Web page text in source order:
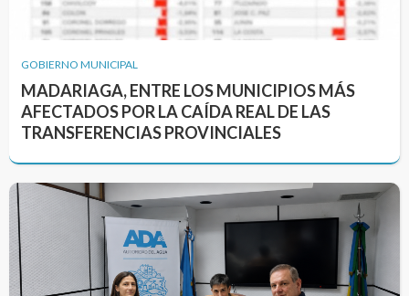
GOBIERNO MUNICIPAL
MADARIAGA, ENTRE LOS MUNICIPIOS MÁS
AFECTADOS POR LA CAÍDA REAL DE LAS
TRANSFERENCIAS PROVINCIALES